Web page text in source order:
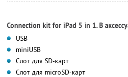
Connection kit for iPad 5 in 1. В
USB
miniUSB
Слот для SD-карт
Слот для microSD-карт